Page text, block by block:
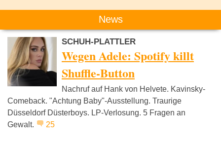
News
SCHUH-PLATTLER
Wegen Adele: Spotify killt
Shuffle-Button
Nachruf auf Hank von Helvete. Kavinsky-
Comeback. "Achtung Baby"-Ausstellung. Traurige
Düsseldorf Düsterboys. LP-Verlosung. 5 Fragen an
Gewalt.
25